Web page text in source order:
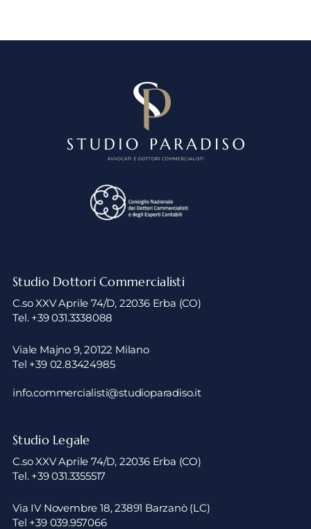
Studio Dottori Commercialisti
C.so XXV Aprile 74/D, 22036 Erba (CO)
Tel. +39 031.3338088
Viale Majno 9, 20122 Milano
Tel +39 02.83424985
info.commercialisti@studioparadiso.it
Studio Legale
C.so XXV Aprile 74/D, 22036 Erba (CO)
Tel. +39 031.3355517
Via IV Novembre 18, 23891 Barzanò (LC)
Tel +39 039.957066